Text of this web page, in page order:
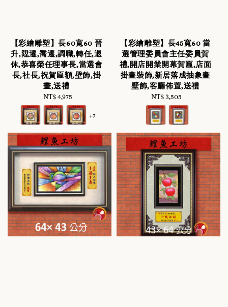
【彩繪雕塑】長60寬60 晉
升,陞遷,喬遷,調職,轉任,退
休,恭喜榮任理事長,當選會
長,社長,祝賀匾額,壁飾,掛
畫,送禮
Regular
price
NT$ 4,975
+7
【彩繪雕塑】長45寬60 當
選管理委員會主任委員賀
禮,開店開業開幕賀匾,店面
掛畫裝飾,新居落成抽象畫
壁飾,客廳佈置,送禮
Regular
price
NT$ 3,505